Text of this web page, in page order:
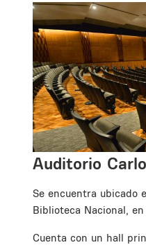
Auditorio
Se encuentra ubicado
Biblioteca Nacional, en
Cuenta con un hall